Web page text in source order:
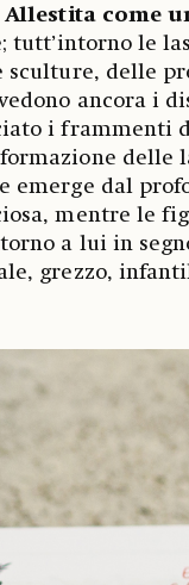
Allestita come
tutt’intorno le
sculture, delle
ancora i
i frammenti
delle
emerge dal
mentre le
a lui in
grezzo,